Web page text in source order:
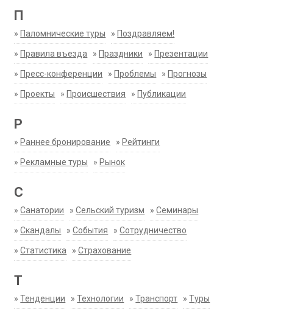
П
» Паломнические туры » Поздравляем!
» Правила въезда » Праздники » Презентации
» Пресс-конференции » Проблемы » Прогнозы
» Проекты » Происшествия » Публикации
Р
» Раннее бронирование » Рейтинги
» Рекламные туры » Рынок
С
»Санатории »Сельский туризм »Семинары
»Скандалы »События »Сотрудничество
»Статистика »Страхование
Т
»Тенденции »Технологии »Транспорт »Туры